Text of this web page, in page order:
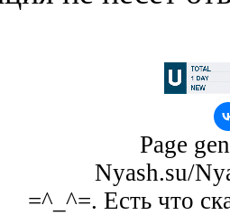
Page
Nyash.su/
=^_^=. Есть что